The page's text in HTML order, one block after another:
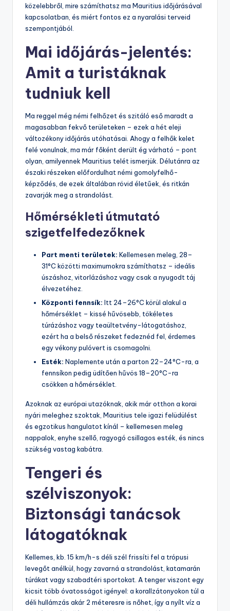
közelebbről, mire számíthatsz ma Mauritius időjárásával
kapcsolatban, és miért fontos ez a nyaralási terveid
szempontjából.
Mai időjárás-jelentés:
Amit a turistáknak
tudniuk kell
Ma reggel még némi felhőzet és szitáló eső maradt a
magasabban fekvő területeken – ezek a hét eleji
változékony időjárás utóhatásai. Ahogy a felhők kelet
felé vonulnak, ma már főként derült ég várható – pont
olyan, amilyennek Mauritius telét ismerjük. Délutánra az
északi részeken előfordulhat némi gomolyfelhő-
képződés, de ezek általában rövid életűek, és ritkán
zavarják meg a strandolást.
Hőmérsékleti útmutató
szigetfelfedezőknek
Part menti területek: Kellemesen meleg, 28–
31°C közötti maximumokra számíthatsz – ideális
úszáshoz, vitorlázáshoz vagy csak a nyugodt táj
élvezetéhez.
Központi fennsík: Itt 24–26°C körül alakul a
hőmérséklet – kissé hűvösebb, tökéletes
túrázáshoz vagy teaültetvény-látogatáshoz,
ezért ha a belső részeket fedeznéd fel, érdemes
egy vékony pulóvert is csomagolni.
Esték: Naplemente után a parton 22–24°C-ra, a
fennsíkon pedig üdítően hűvös 18–20°C-ra
csökken a hőmérséklet.
Azoknak az európai utazóknak, akik már otthon a korai
nyári meleghez szoktak, Mauritius tele igazi felüdülést
és egzotikus hangulatot kínál – kellemesen meleg
nappalok, enyhe szellő, ragyogó csillagos esték, és nincs
szükség vastag kabátra.
Tengeri és
szélviszonyok:
Biztonsági tanácsok
látogatóknak
Kellemes, kb. 15 km/h-s déli szél frissíti fel a trópusi
levegőt anélkül, hogy zavarná a strandolást, katamarán
túrákat vagy szabadtéri sportokat. A tenger viszont egy
kicsit több óvatosságot igényel: a korallzátonyokon túl a
déli hullámzás akár 2 méteresre is nőhet, így a nyílt víz a